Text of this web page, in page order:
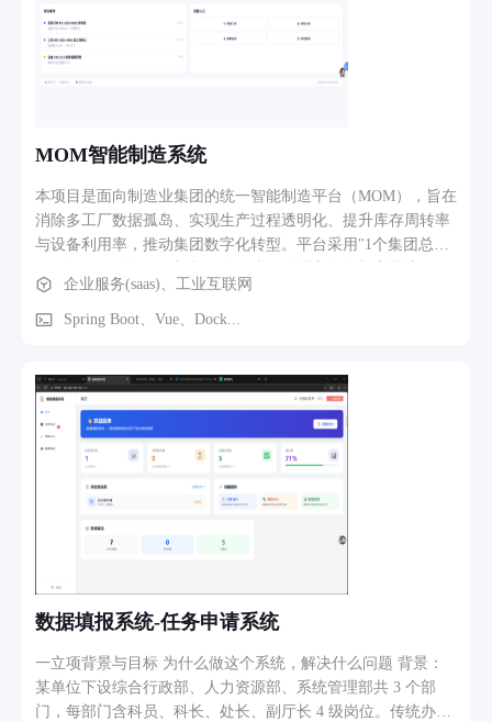
MOM智能制造系统
本项目是面向制造业集团的统一智能制造平台（MOM），旨在
消除多工厂数据孤岛、实现生产过程透明化、提升库存周转率
与设备利用率，推动集团数字化转型。平台采用"1个集团总部
工厂独立运营与核算。 平台涵盖七大核心业务领域： 基础平
台（PLAT）：所有系统的统一底座，提供组织架构、用户权限
（ERP）：经营计划与业财一体化中枢，覆盖采购管理、销售
管理、生产计划（MPS/MRP/CRP）、库存/存货管理、财务管
理（总账/应收应付/成本核算），参照 SAP S/4HANA 功能模
型设计。 制造执行系统（MES）：车间执行层核心，负责工单
管理、派工调度、生产报工、SFC 全程追溯、SCADA 数据采
集与生产过程控制。 仓储管理系统（WMS）：仓库精细化管
理，覆盖入库/出库/盘点、库位管理、波次策略、拣货上架、
理，涵盖来料检验（IQC）、过程检验（IPQC）、出货检验
（OQC）、不合格品处理（NCR）及纠正预防（CAPA）。 设
备管理系统（EMS）：设备全生命周期管理，包括设备台账、
保养计划、维修工单、备件管理、点巡检及 OEE 分析。 报表
与 BI：管理驾驶舱、KPI 看板、自助报表与多维分析，数据驱
动决策。
企业服务(saas)、工业互联网
Spring Boot、Vue、Dock...
数据填报系统-任务申请系统
一立项背景与目标 为什么做这个系统，解决什么问题 背景：
某单位下设综合行政部、人力资源部、系统管理部共 3 个部
门，每部门含科员、科长、处长、副厅长 4 级岗位。传统办公